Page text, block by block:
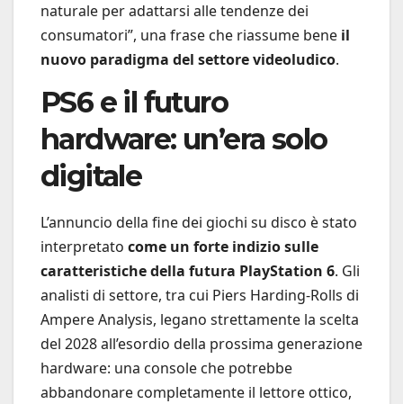
naturale per adattarsi alle tendenze dei
consumatori”, una frase che riassume bene il
nuovo paradigma del settore videoludico.
PS6 e il futuro
hardware: un’era solo
digitale
L’annuncio della fine dei giochi su disco è stato
interpretato come un forte indizio sulle
caratteristiche della futura PlayStation 6. Gli
analisti di settore, tra cui Piers Harding-Rolls di
Ampere Analysis, legano strettamente la scelta
del 2028 all’esordio della prossima generazione
hardware: una console che potrebbe
abbandonare completamente il lettore ottico,